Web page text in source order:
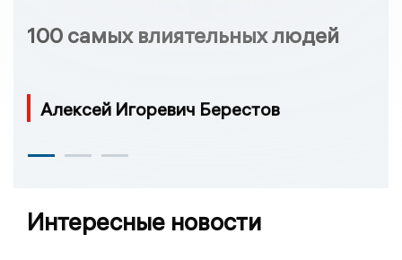
100 самых влиятельных людей
Алексей Игоревич Берестов
Интересные новости